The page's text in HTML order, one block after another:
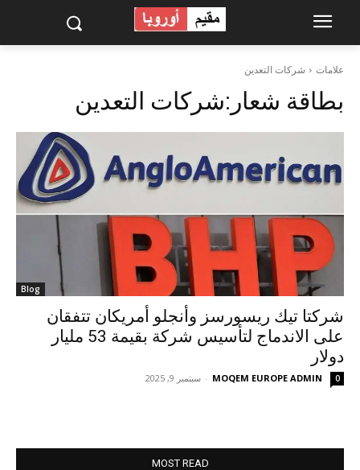
علامات شركات التعدين
بطاقة شعار:شركات التعدين
Blog
شركتا تيك ريسورسز وأنجلو أمريكان تتفقان
على الاندماج لتأسيس شركة بقيمة 53 مليار
دولار
MOQEM EUROPE ADMIN
- سبتمبر 9, 2025 0
MOST READ